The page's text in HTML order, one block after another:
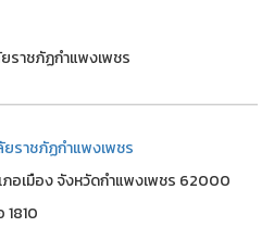
ราชภัฏกำแพงเพชร
ยราชภัฏกำแพงเพชร
ภอเมือง จังหวัดกำแพงเพชร 62000